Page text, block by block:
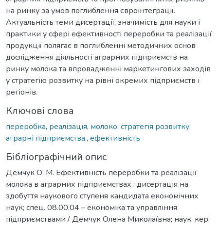
на ринку за умов поглиблення євроінтеграції.
Актуальність теми дисертації, значимість для науки і
практики у сфері ефективності переробки та реалізації
продукції полягає в поглибленні методичних основ
дослідження діяльності аграрних підприємств на
ринку молока та впровадженні маркетингових заходів
у стратегію розвитку на рівні окремих підприємств і
регіонів.
Ключові слова
переробка, реалізація, молоко, стратегія розвитку,
аграрні підприємства., ефективність
Бібліографічний опис
Демчук О. М. Ефективність переробки та реалізації
молока в аграрних підприємствах : дисертація на
здобуття наукового ступеня кандидата економічних
наук; спец. 08.00.04 – економіка та управління
підприємствами / Демчук Олена Миколаївна; наук. кер.